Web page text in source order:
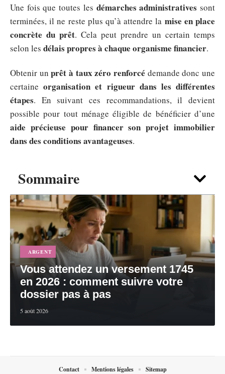
Sommaire
ARGENT
Vous attendez un versement 1745
en 2026 : comment suivre votre
dossier pas à pas
5 août 2026
Une fois que toutes les démarches administratives sont
terminées, il ne reste plus qu’à attendre la mise en place
concrète du prêt. Cela peut prendre un certain temps
selon les délais propres à chaque organisme financier.
Obtenir unprêt à taux zéro renforcé demande donc une
certaineorganisation et rigueur dans les différentes
étapes. En suivant ces recommandations, il devient
possible pour tout ménage éligible de bénéficier d’une
aide précieuse pour financer son projet immobilier
dans des conditions avantageuses.
Contact Mentions légales Sitemap